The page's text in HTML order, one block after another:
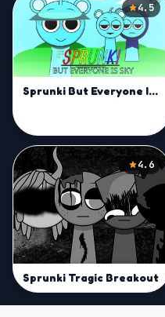
4.5
Sprunki But Everyone Is Sky
4.6
Sprunki Tragic Breakout